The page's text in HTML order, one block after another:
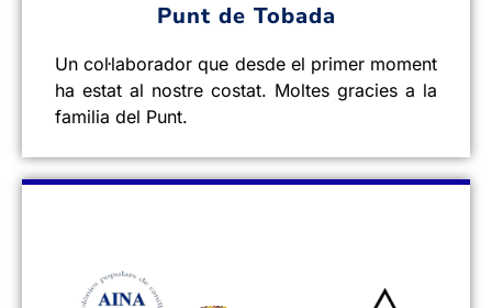
Punt de Tobada
Un col·laborador que desde el primer moment
ha estat al nostre costat. Moltes gracies a la
familia del Punt.